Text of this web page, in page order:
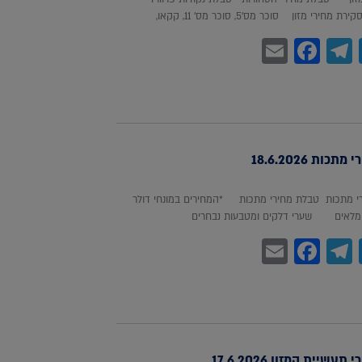
מזון סוכר מס'5, סוכר מס' 11, קקאו,
Twitter
Telegram
Facebook
Email
18.6.2026
מתכות טבלת מחירי מתכות *המחירים במונחי דולר
שערי דלקים ומטבעות נבחרים
Twitter
Telegram
Facebook
Email